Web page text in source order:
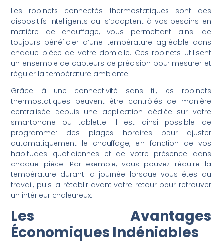
Les robinets connectés thermostatiques sont des
dispositifs intelligents qui s’adaptent à vos besoins en
matière de chauffage, vous permettant ainsi de
toujours bénéficier d’une température agréable dans
chaque pièce de votre domicile. Ces robinets utilisent
un ensemble de capteurs de précision pour mesurer et
réguler la température ambiante.
Grâce à une connectivité sans fil, les robinets
thermostatiques peuvent être contrôlés de manière
centralisée depuis une application dédiée sur votre
smartphone ou tablette. Il est ainsi possible de
programmer des plages horaires pour ajuster
automatiquement le chauffage, en fonction de vos
habitudes quotidiennes et de votre présence dans
chaque pièce. Par exemple, vous pouvez réduire la
température durant la journée lorsque vous êtes au
travail, puis la rétablir avant votre retour pour retrouver
un intérieur chaleureux.
Les Avantages
Économiques Indéniables